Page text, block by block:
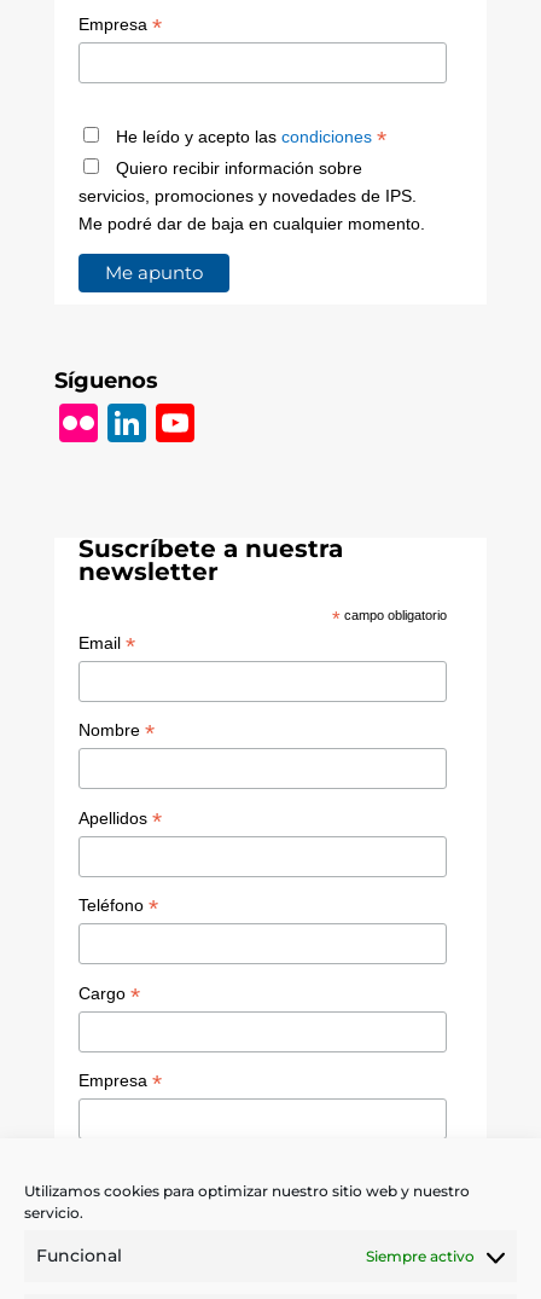
Utilizamos cookies para optimizar nuestro sitio web y nuestro
servicio.
Funcional Siempre activo
Empresa *
He leído y acepto las condiciones *
Quiero recibir información sobre
servicios, promociones y novedades de IPS.
Me podré dar de baja en cualquier momento.
Síguenos
Fl
r
Li
e
dI
Y
T
u
e
C
n
el
Suscríbete a nuestra
newsletter
* campo obligatorio
Email *
Nombre *
Apellidos *
Teléfono *
Cargo *
Empresa *
Política de privacidad
Quiero recibir noticias sobre servicios,
promociones y novedades de IPS.